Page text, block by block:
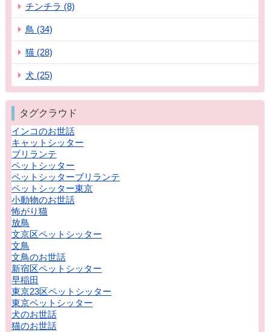
チンチラ (8)
鳥 (34)
猫 (28)
犬 (25)
タグクラウド
インコのお世話
キャットシッター
ブリランテ
ペットシッター
ペットシッターブリランテ
ペットシッター東京
小動物のお世話
怖がり猫
放鳥
文京区ペットシッター
文鳥
文鳥のお世話
新宿区ペットシッター
早稲田
東京23区ペットシッター
東京ペットシッター
犬のお世話
猫のお世話